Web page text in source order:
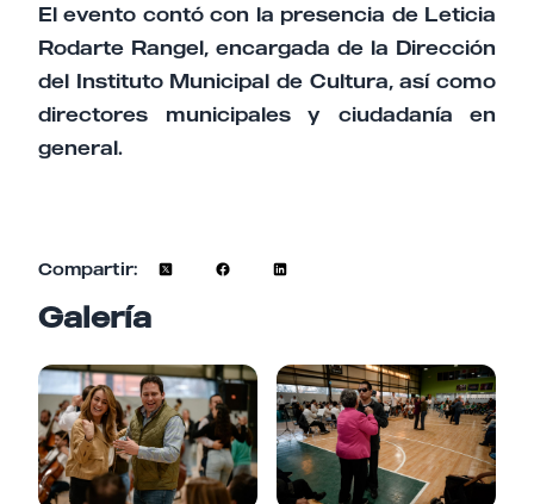
El evento contó con la presencia de Leticia
Rodarte Rangel, encargada de la Dirección
del Instituto Municipal de Cultura, así como
directores municipales y ciudadanía en
general.
Compartir:
Galería